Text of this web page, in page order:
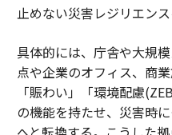
止めない災害レジリエン
具体的には、庁舎や大規
点や企業のオフィス、商
「賑わい」「環境配慮
の機能を持たせ、災害時